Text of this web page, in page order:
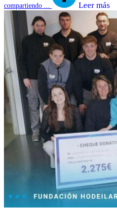
compartiendo ... Leer más